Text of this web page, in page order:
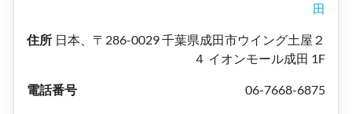
田
日本、〒286-0029 千葉県成田市ウイング土屋２
４ イオンモール成田 1F
06-7668-6875